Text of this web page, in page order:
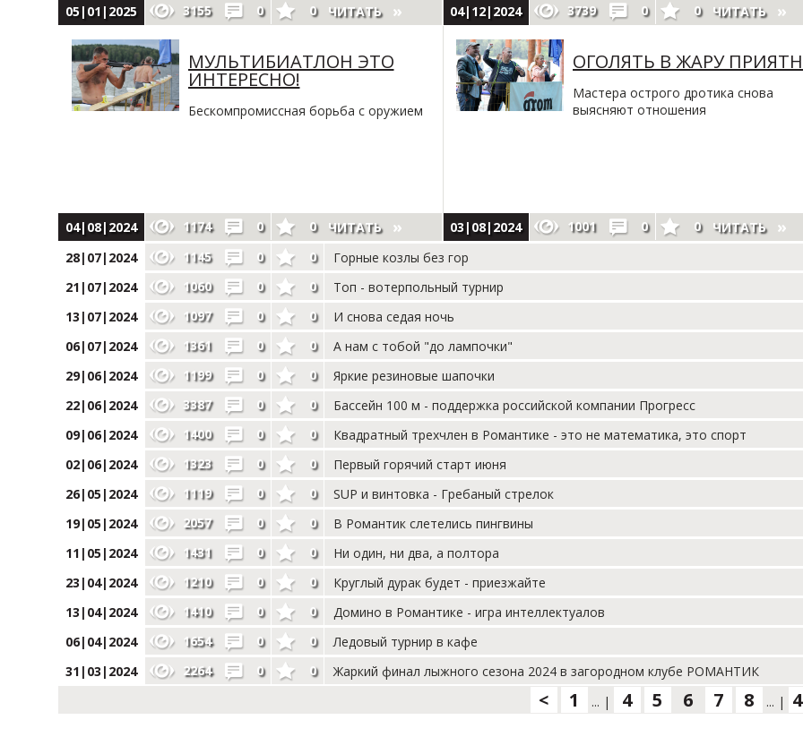
05|01|2025 3155 0 0 ЧИТАТЬ 04|12|2024 3739 0 0 ЧИТАТЬ
МУЛЬТИБИАТЛОН ЭТО
ИНТЕРЕСНО!
Бескомпромиссная борьба с оружием
04|08|2024 1174 0 0 ЧИТАТЬ
ОГОЛЯТЬ В ЖАРУ
Мастера острого дротика снова
выясняют отношения
03|08|2024 1001 0 0
ЧИТАТЬ
28|07|2024
1145 0 0
Горные козлы без гор
21|07|2024
1060 0 0
Топ - вотерпольный турнир
13|07|2024
1097 0 0
И снова седая ночь
06|07|2024
1361 0 0
А нам с тобой "до лампочки"
29|06|2024
1199 0 0
Яркие резиновые шапочки
22|06|2024
3387 0 0
Бассейн 100 м - поддержка российской компании Прогресс
09|06|2024
1400 0 0
Квадратный трехчлен в Романтике - это не математика, это спорт
02|06|2024
1323 0 0
Первый горячий старт июня
26|05|2024
1119 0 0
SUP и винтовка - Гребаный стрелок
19|05|2024
2057 0 0
В Романтик слетелись пингвины
11|05|2024
1431 0 0
Ни один, ни два, а полтора
23|04|2024
1210 0 0
Круглый дурак будет - приезжайте
13|04|2024
1410 0 0
Домино в Романтике - игра интеллектуалов
06|04|2024
1654 0 0
Ледовый турнир в кафе
31|03|2024
2264 0 0 Жаркий финал лыжного сезона 2024 в загородном клубе РОМАНТИК
< 1 ... | 4 5 6 7 8 ... |